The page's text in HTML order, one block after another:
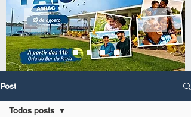
Post
Todos posts